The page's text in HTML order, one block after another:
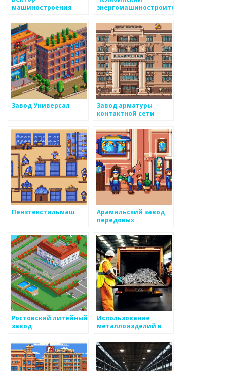
машиностроения
энергомашиностроительный
Завод Универсал
Завод арматуры
контактной сети
Пензтекстильмаш
Арамильский завод
передовых
Ростовский литейный
завод
Использование
металлоизделий в